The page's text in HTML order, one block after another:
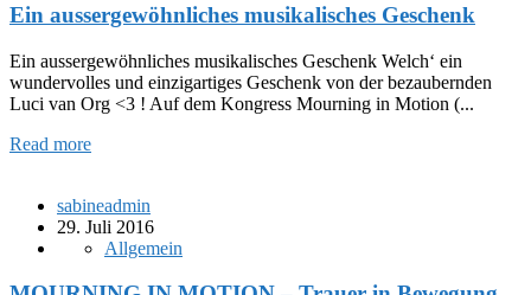
Ein aussergewöhnliches musikalisches Geschenk
Ein aussergewöhnliches musikalisches Geschenk Welch‘ ein
wundervolles und einzigartiges Geschenk von der bezaubernden
Luci van Org <3 ! Auf dem Kongress Mourning in Motion (...
Read more
sabineadmin
29. Juli 2016
Allgemein